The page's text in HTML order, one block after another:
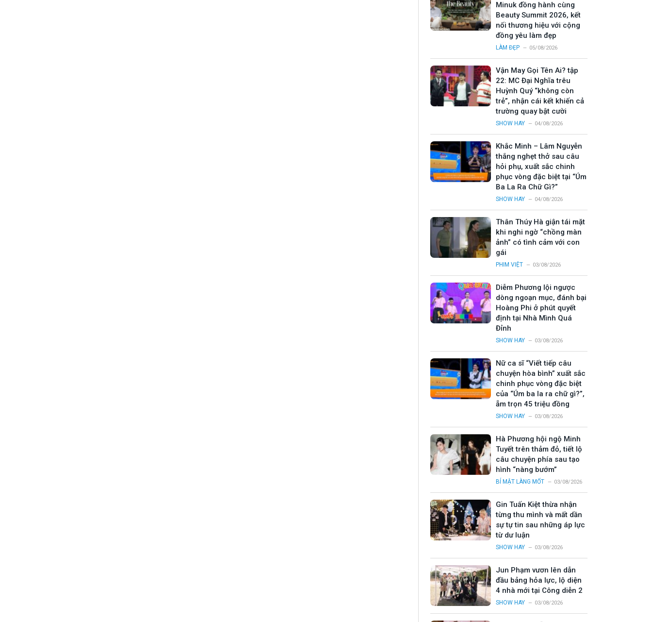
Minuk đồng hành cùng
Beauty Summit 2026, kết
nối thương hiệu với cộng
đồng yêu làm đẹp
LÀM ĐẸP 05/08/2026
Vận May Gọi Tên Ai? tập
22: MC Đại Nghĩa trêu
Huỳnh Quý “không còn
trẻ”, nhận cái kết khiến cả
trường quay bật cười
SHOW HAY 04/08/2026
Khắc Minh – Lâm Nguyễn
thắng nghẹt thở sau câu
hỏi phụ, xuất sắc chinh
phục vòng đặc biệt tại “Úm
Ba La Ra Chữ Gì?”
SHOW HAY 04/08/2026
Thân Thúy Hà giận tái mặt
khi nghi ngờ “chồng màn
ảnh” có tình cảm với con
gái
PHIM VIỆT 03/08/2026
Diễm Phương lội ngược
dòng ngoạn mục, đánh bại
Hoàng Phi ở phút quyết
định tại Nhà Mình Quá
Đỉnh
SHOW HAY 03/08/2026
Nữ ca sĩ “Viết tiếp câu
chuyện hòa bình” xuất sắc
chinh phục vòng đặc biệt
của “Úm ba la ra chữ gì?”,
ẵm trọn 45 triệu đồng
SHOW HAY 03/08/2026
Hà Phương hội ngộ Minh
Tuyết trên thảm đỏ, tiết lộ
câu chuyện phía sau tạo
hình “nàng bướm”
BÍ MẬT LÀNG MỐT 03/08/2026
Gin Tuấn Kiệt thừa nhận
từng thu mình và mất dần
sự tự tin sau những áp lực
từ dư luận
SHOW HAY 03/08/2026
Jun Phạm vươn lên dẫn
đầu bảng hỏa lực, lộ diện
4 nhà mới tại Công diễn 2
SHOW HAY 03/08/2026